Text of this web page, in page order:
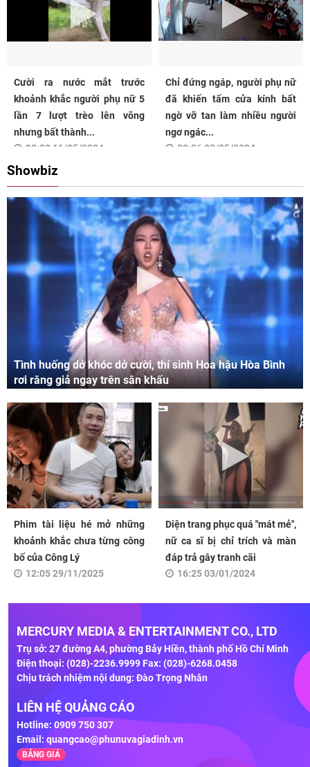
Cười ra nước mắt trước
khoảnh khắc người phụ nữ 5
lần 7 lượt trèo lên võng
nhưng bất thành...
08:00 11/05/2024
Chỉ đứng ngáp, người phụ nữ
đã khiến tấm cửa kính bất
ngờ vỡ tan làm nhiều người
ngơ ngác...
09:06 03/05/2024
Showbiz
Tình huống dở khóc dở cười, thí sinh Hoa hậu Hòa Bình
rơi răng giả ngay trên sân khấu
Phim tài liệu hé mở những
khoảnh khắc chưa từng công
bố của Công Lý
12:05 29/11/2025
Diện trang phục quá "mát mẻ",
nữ ca sĩ bị chỉ trích và màn
đáp trả gây tranh cãi
16:25 03/01/2024
MERCURY MEDIA & ENTERTAINMENT CO., LTD
Trụ sở: 27 đường A4, phường Bảy Hiền, thành phố Hồ Chí Minh
Điện thoại: (028)-2236.9999 Fax: (028)-6268.0458
Chịu trách nhiệm nội dung: Đào Trọng Nhân
LIÊN HỆ QUẢNG CÁO
Hotline: 0909 750 307
Email:quangcao@phunuvagiadinh.vn
BẢNG GIÁ